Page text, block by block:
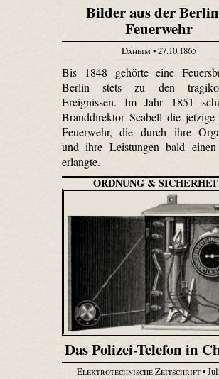
Bilder aus der
Feuerwehr
Daheim• 27.10.1865
Bis 1848 gehörte eine
Berlin stets zu den
Ereignissen. Im Jahr 1851
Branddirektor Scabell die
Feuerwehr, die durch ihre
und ihre Leistungen bald
erlangte.
ORDNUNG &
Das Polizei-Telefon in
Elektrotechnische Zeitschrift•